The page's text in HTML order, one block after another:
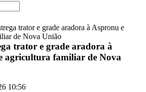
trator e grade aradora à Aspronu e
de Nova União
trator e grade aradora à
agricultura familiar de Nova
10:56